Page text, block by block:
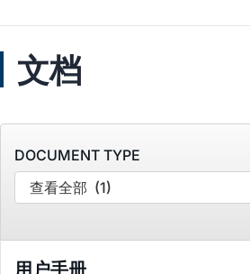
文档
DOCUMENT TYPE
查看全部 (1)
用户手册